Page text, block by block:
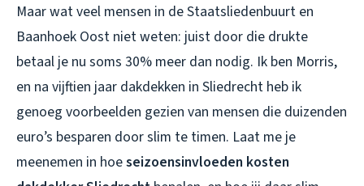
Maar wat veel mensen in de Staatsliedenbuurt en
Baanhoek Oost niet weten: juist door die drukte
betaal je nu soms 30% meer dan nodig. Ik ben Morris,
en na vijftien jaar dakdekken in Sliedrecht heb ik
genoeg voorbeelden gezien van mensen die duizenden
euro’s besparen door slim te timen. Laat me je
meenemen in hoeseizoensinvloeden kosten